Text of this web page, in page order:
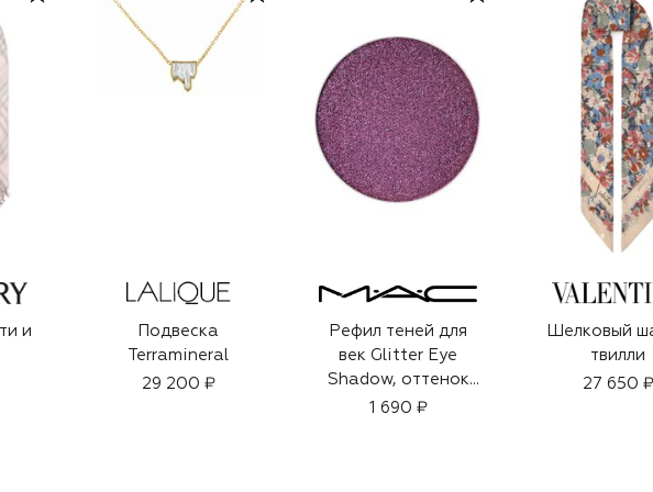
и
Подвеска
Terramineral
29 200 ₽
Рефил теней для
век Glitter Eye
Shadow, оттенок
Can't Stop Don't
1 690 ₽
Шелковый
твилли
27 650 ₽